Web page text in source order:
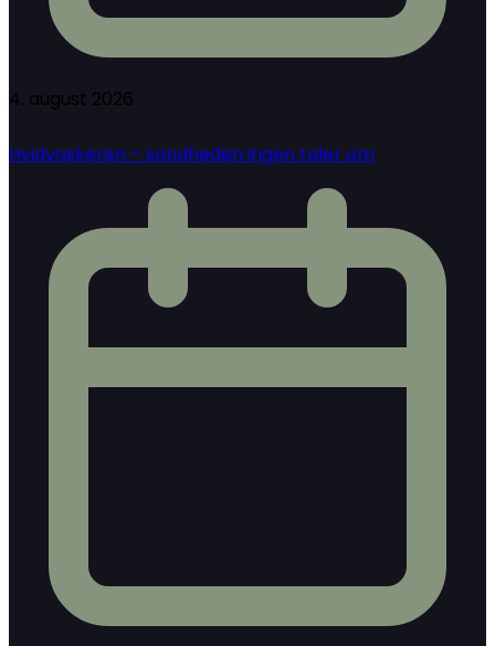
4. august 2026
Hvidvaskeren – sandheden ingen taler om